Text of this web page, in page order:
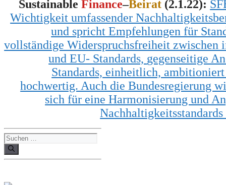
SustainableFinance–Beirat (2.1.22):
Wichtigkeit umfassender
und spricht Empfehlungen für
vollständige Widerspruchsfreiheit zwischen
und EU- Standards, gegenseitige
Standards, einheitlich,
hochwertig. Auch die Bundesregierung
sich für eine Harmonisierung und
Suchen
nach: